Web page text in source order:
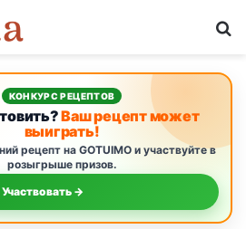
КОНКУРС РЕЦЕПТОВ
Ваш рецепт может
выиграть!
рецепт на GOTUIMO и участвуйте в
розыгрыше призов.
Участвовать →